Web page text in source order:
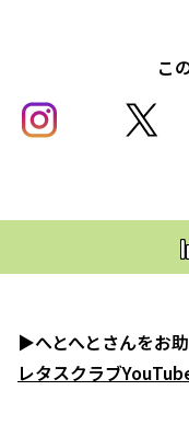
こ
▶へとへとさんをお
レタスクラブ